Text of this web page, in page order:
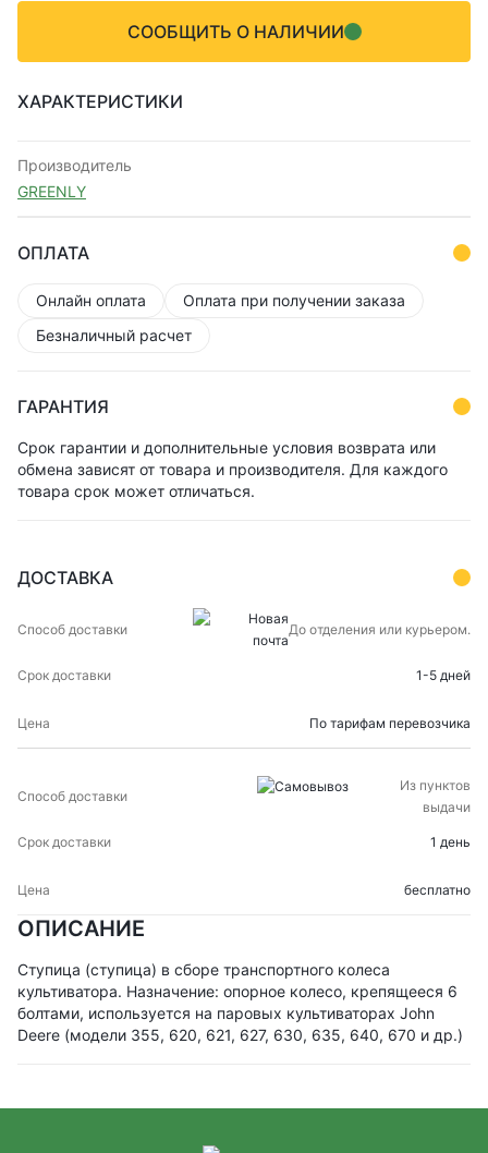
СООБЩИТЬ О НАЛИЧИИ
ХАРАКТЕРИСТИКИ
Производитель
GREENLY
ОПЛАТА
Онлайн оплата
Оплата при получении заказа
Безналичный расчет
ГАРАНТИЯ
Срок гарантии и дополнительные условия возврата или
обмена зависят от товара и производителя. Для каждого
товара срок может отличаться.
ОПИСАНИЕ
Ступица (ступица) в сборе транспортного колеса
культиватора. Назначение: опорное колесо, крепящееся 6
болтами, используется на паровых культиваторах John
Deere (модели 355, 620, 621, 627, 630, 635, 640, 670 и др.)
ДОСТАВКА
ДОСТАВКИДОСТАВКИ
ЦЕНА До отделения или курьером.
1-5 дней
По тарифам перевозчика
Из пунктов
выдачи
1 день
бесплатно